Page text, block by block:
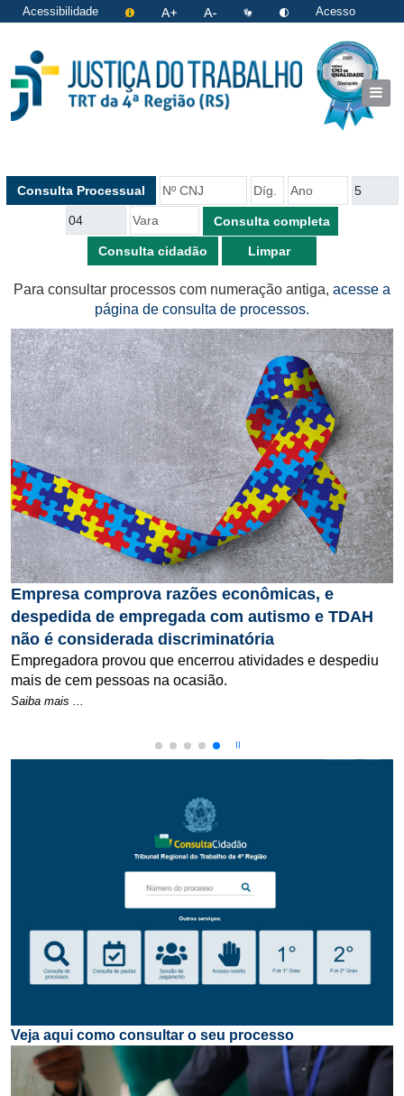
Acessibilidade
Acesso
Consulta Processual(Número) Dígito Verificador
Ano Órgão
Vara
Consulta cidadão (abre em nova aba)
Para consultar processos com numeração antiga, acesse a
página de consulta de processos.
destaques rotativos
Empresa comprova razões econômicas, e
despedida de empregada com autismo e TDAH
não é considerada discriminatória
Empregadora provou que encerrou atividades e despediu
mais de cem pessoas na ocasião.
Saiba mais ...
Veja aqui como consultar o seu processo